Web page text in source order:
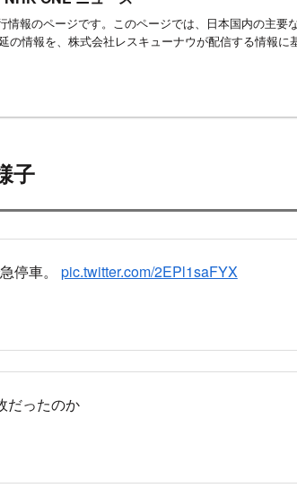
川駅で人身事故発生
た現地の様子
故発生
わせています。